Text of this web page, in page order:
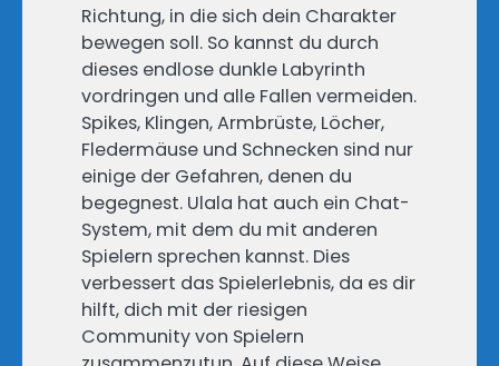
Richtung, in die sich dein Charakter
bewegen soll. So kannst du durch
dieses endlose dunkle Labyrinth
vordringen und alle Fallen vermeiden.
Spikes, Klingen, Armbrüste, Löcher,
Fledermäuse und Schnecken sind nur
einige der Gefahren, denen du
begegnest. Ulala hat auch ein Chat-
System, mit dem du mit anderen
Spielern sprechen kannst. Dies
verbessert das Spielerlebnis, da es dir
hilft, dich mit der riesigen
Community von Spielern